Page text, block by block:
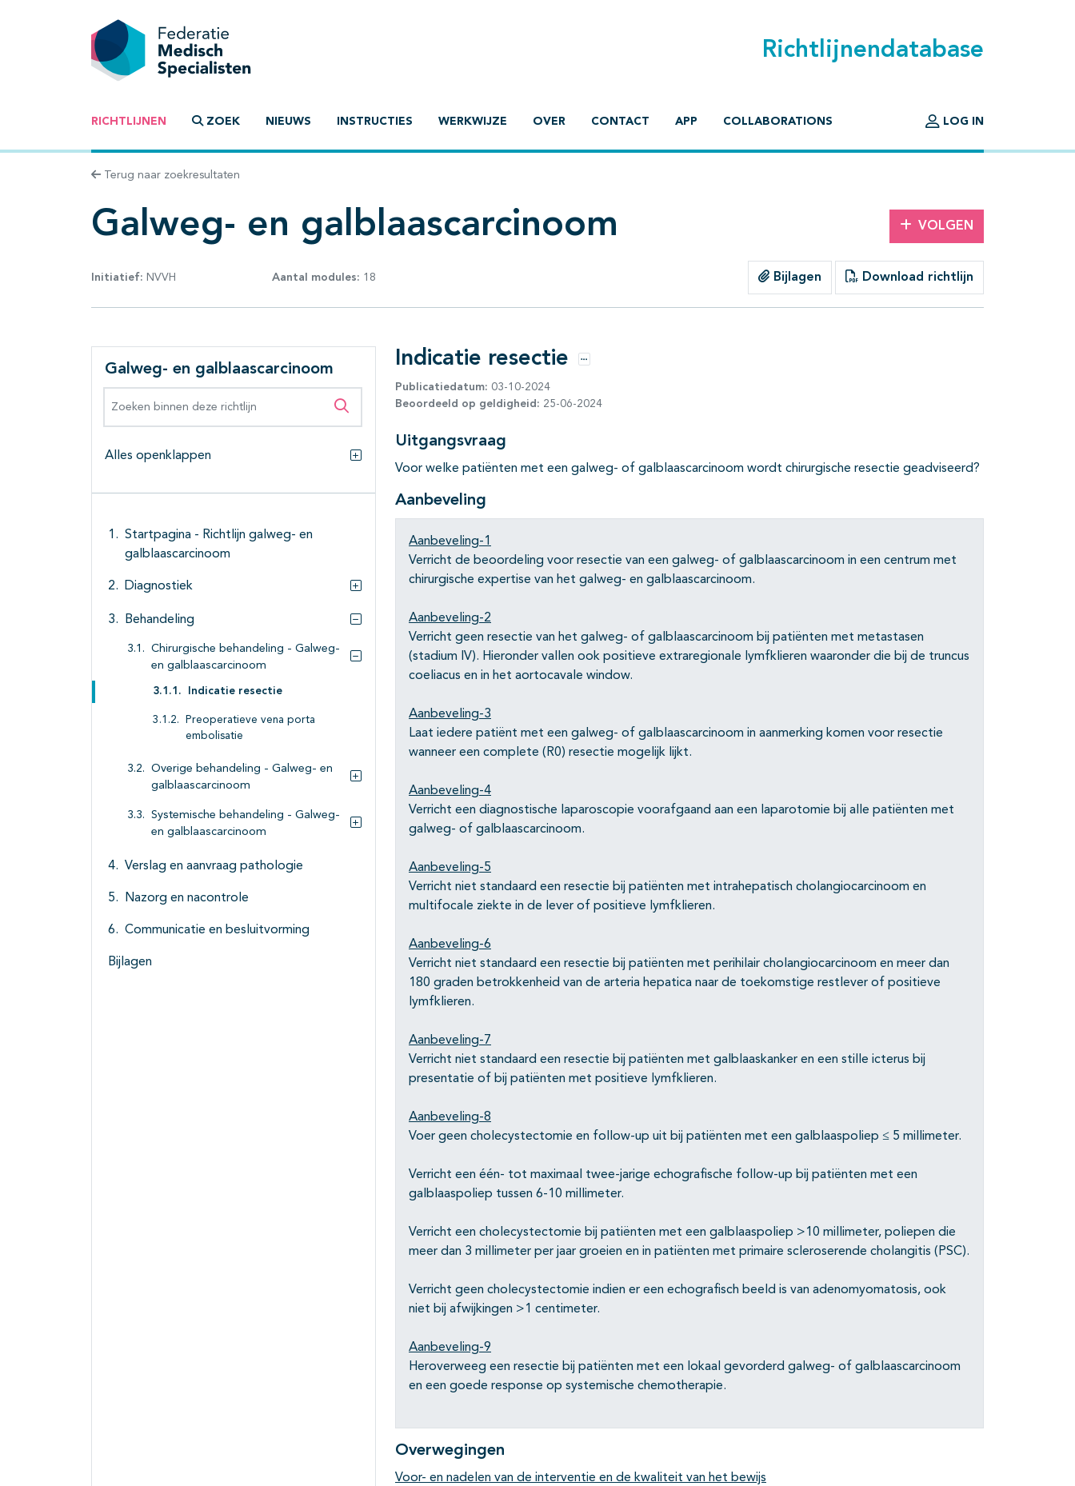
Richtlijnendatabase
RICHTLIJNEN ZOEK NIEUWS INSTRUCTIES WERKWIJZE OVER CONTACT APP COLLABORATIONS LOG IN
Terug naar zoekresultaten
Galweg- en galblaascarcinoom VOLGEN
Initiatief: NVVH Aantal modules: 18 Bijlagen Download richtlijn
Galweg- en galblaascarcinoom
Zoeken binnen deze richtlijn
Alles openklappen
Alles openklappen
Startpagina - Richtlijn galweg- en
galblaascarcinoom
Diagnostiek
Behandeling
Subpagina's open- en dichtklappen
Chirurgische behandeling - Galweg-
en galblaascarcinoom
Subpagina's open- en dichtklappen
Indicatie resectie
Preoperatieve vena porta
embolisatie
Overige behandeling - Galweg- en
galblaascarcinoom
Subpagina's open- en dichtklappen
Systemische behandeling - Galweg-
en galblaascarcinoom
Verslag en aanvraag pathologie
Nazorg en nacontrole
Communicatie en besluitvorming
Bijlagen
Indicatie resectie Opties
Publicatiedatum: 03-10-2024
Beoordeeld op geldigheid: 25-06-2024
Uitgangsvraag
Voor welke patiënten met een galweg- of galblaascarcinoom wordt chirurgische resectie geadviseerd?
Aanbeveling
Aanbeveling-1
Verricht de beoordeling voor resectie van een galweg- of galblaascarcinoom in een centrum met
chirurgische expertise van het galweg- en galblaascarcinoom.
Aanbeveling-2
Verricht geen resectie van het galweg- of galblaascarcinoom bij patiënten met metastasen
(stadium IV). Hieronder vallen ook positieve extraregionale lymfklieren waaronder die bij de truncus
coeliacus en in het aortocavale window.
Aanbeveling-3
Laat iedere patiënt met een galweg- of galblaascarcinoom in aanmerking komen voor resectie
wanneer een complete (R0) resectie mogelijk lijkt.
Aanbeveling-4
Verricht een diagnostische laparoscopie voorafgaand aan een laparotomie bij alle patiënten met
galweg- of galblaascarcinoom.
Aanbeveling-5
Verricht niet standaard een resectie bij patiënten met intrahepatisch cholangiocarcinoom en
multifocale ziekte in de lever of positieve lymfklieren.
Aanbeveling-6
Verricht niet standaard een resectie bij patiënten met perihilair cholangiocarcinoom en meer dan
180 graden betrokkenheid van de arteria hepatica naar de toekomstige restlever of positieve
lymfklieren.
Aanbeveling-7
Verricht niet standaard een resectie bij patiënten met galblaaskanker en een stille icterus bij
presentatie of bij patiënten met positieve lymfklieren.
Aanbeveling-8
Voer geen cholecystectomie en follow-up uit bij patiënten met een galblaaspoliep ≤ 5 millimeter.
Verricht een één- tot maximaal twee-jarige echografische follow-up bij patiënten met een
galblaaspoliep tussen 6-10 millimeter.
Verricht een cholecystectomie bij patiënten met een galblaaspoliep >10 millimeter, poliepen die
meer dan 3 millimeter per jaar groeien en in patiënten met primaire scleroserende cholangitis (PSC).
Verricht geen cholecystectomie indien er een echografisch beeld is van adenomyomatosis, ook
niet bij afwijkingen >1 centimeter.
Aanbeveling-9
Heroverweeg een resectie bij patiënten met een lokaal gevorderd galweg- of galblaascarcinoom
en een goede response op systemische chemotherapie.
Overwegingen
Voor- en nadelen van de interventie en de kwaliteit van het bewijs